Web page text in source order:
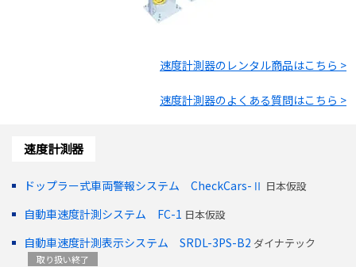
速度計測器のレンタル商品はこちら >
速度計測器のよくある質問はこちら >
速度計測器
ドップラー式車両警報システム CheckCars-Ⅱ 日本仮設
自動車速度計測システム FC-1 日本仮設
自動車速度計測表示システム SRDL-3PS-B2 ダイナテック
取り扱い終了